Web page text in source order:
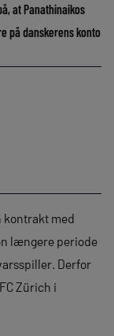
at Panathinaikos
på danskerens konto
kontrakt med
længere periode
Derfor
Zürich i